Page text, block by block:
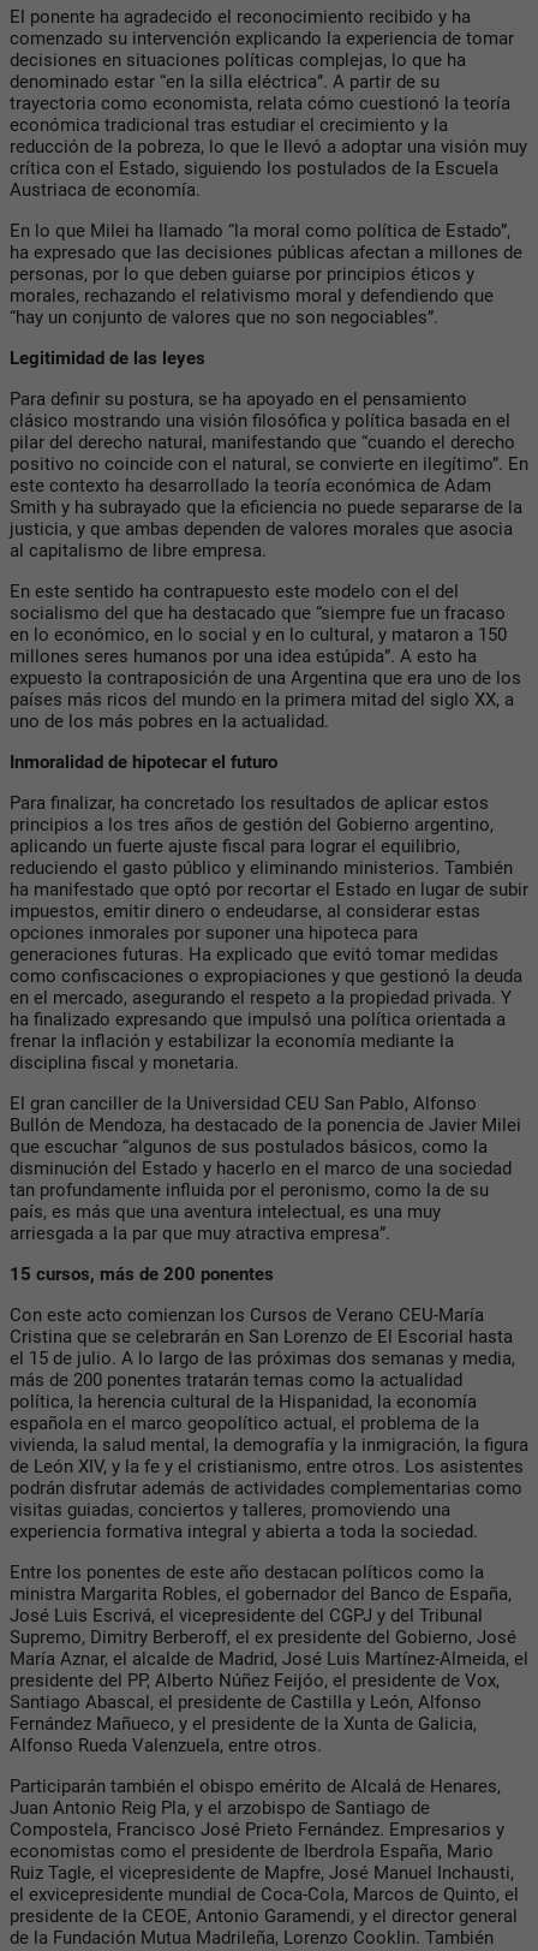
El ponente ha agradecido el reconocimiento recibido y ha
comenzado su intervención explicando la experiencia de tomar
decisiones en situaciones políticas complejas, lo que ha
denominado estar “en la silla eléctrica”. A partir de su
trayectoria como economista, relata cómo cuestionó la teoría
económica tradicional tras estudiar el crecimiento y la
reducción de la pobreza, lo que le llevó a adoptar una visión muy
crítica con el Estado, siguiendo los postulados de la Escuela
Austriaca de economía.
En lo que Milei ha llamado “la moral como política de Estado”,
ha expresado que las decisiones públicas afectan a millones de
personas, por lo que deben guiarse por principios éticos y
morales, rechazando el relativismo moral y defendiendo que
“hay un conjunto de valores que no son negociables”.
Legitimidad de las leyes
Para definir su postura, se ha apoyado en el pensamiento
clásico mostrando una visión filosófica y política basada en el
pilar del derecho natural, manifestando que “cuando el derecho
positivo no coincide con el natural, se convierte en ilegítimo”. En
este contexto ha desarrollado la teoría económica de Adam
Smith y ha subrayado que la eficiencia no puede separarse de la
justicia, y que ambas dependen de valores morales que asocia
al capitalismo de libre empresa.
En este sentido ha contrapuesto este modelo con el del
socialismo del que ha destacado que “siempre fue un fracaso
en lo económico, en lo social y en lo cultural, y mataron a 150
millones seres humanos por una idea estúpida”. A esto ha
expuesto la contraposición de una Argentina que era uno de los
países más ricos del mundo en la primera mitad del siglo XX, a
uno de los más pobres en la actualidad.
Inmoralidad de hipotecar el futuro
Para finalizar, ha concretado los resultados de aplicar estos
principios a los tres años de gestión del Gobierno argentino,
aplicando un fuerte ajuste fiscal para lograr el equilibrio,
reduciendo el gasto público y eliminando ministerios. También
ha manifestado que optó por recortar el Estado en lugar de subir
impuestos, emitir dinero o endeudarse, al considerar estas
opciones inmorales por suponer una hipoteca para
generaciones futuras. Ha explicado que evitó tomar medidas
como confiscaciones o expropiaciones y que gestionó la deuda
en el mercado, asegurando el respeto a la propiedad privada. Y
ha finalizado expresando que impulsó una política orientada a
frenar la inflación y estabilizar la economía mediante la
disciplina fiscal y monetaria.
El gran canciller de la Universidad CEU San Pablo, Alfonso
Bullón de Mendoza, ha destacado de la ponencia de Javier Milei
que escuchar “algunos de sus postulados básicos, como la
disminución del Estado y hacerlo en el marco de una sociedad
tan profundamente influida por el peronismo, como la de su
país, es más que una aventura intelectual, es una muy
arriesgada a la par que muy atractiva empresa”.
15 cursos, más de 200 ponentes
Con este acto comienzan los Cursos de Verano CEU-María
Cristina que se celebrarán en San Lorenzo de El Escorial hasta
el 15 de julio. A lo largo de las próximas dos semanas y media,
más de 200 ponentes tratarán temas como la actualidad
política, la herencia cultural de la Hispanidad, la economía
española en el marco geopolítico actual, el problema de la
vivienda, la salud mental, la demografía y la inmigración, la figura
de León XIV, y la fe y el cristianismo, entre otros. Los asistentes
podrán disfrutar además de actividades complementarias como
visitas guiadas, conciertos y talleres, promoviendo una
experiencia formativa integral y abierta a toda la sociedad.
Entre los ponentes de este año destacan políticos como la
ministra Margarita Robles, el gobernador del Banco de España,
José Luis Escrivá, el vicepresidente del CGPJ y del Tribunal
Supremo, Dimitry Berberoff, el ex presidente del Gobierno, José
María Aznar, el alcalde de Madrid, José Luis Martínez-Almeida, el
presidente del PP, Alberto Núñez Feijóo, el presidente de Vox,
Santiago Abascal, el presidente de Castilla y León, Alfonso
Fernández Mañueco, y el presidente de la Xunta de Galicia,
Alfonso Rueda Valenzuela, entre otros.
Participarán también el obispo emérito de Alcalá de Henares,
Juan Antonio Reig Pla, y el arzobispo de Santiago de
Compostela, Francisco José Prieto Fernández. Empresarios y
economistas como el presidente de Iberdrola España, Mario
Ruiz Tagle, el vicepresidente de Mapfre, José Manuel Inchausti,
el exvicepresidente mundial de Coca-Cola, Marcos de Quinto, el
presidente de la CEOE, Antonio Garamendi, y el director general
de la Fundación Mutua Madrileña, Lorenzo Cooklin. También